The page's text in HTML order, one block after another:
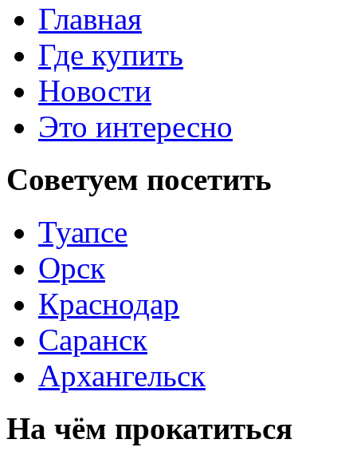
Главная
Где купить
Новости
Это интересно
Советуем посетить
Туапсе
Орск
Краснодар
Саранск
Архангельск
На чём прокатиться